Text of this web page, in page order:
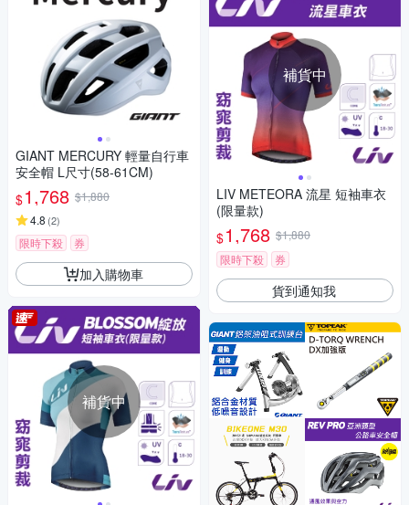
GIANT MERCURY 輕量自行車
安全帽 L尺寸(58-61CM)
$1,768 $1,880
4.8 (2)
限時下殺 券
加入購物車
補貨中
補貨中
LIV METEORA 流星 短袖車衣
(限量款)
$1,768 $1,880
限時下殺
券
貨到通知我